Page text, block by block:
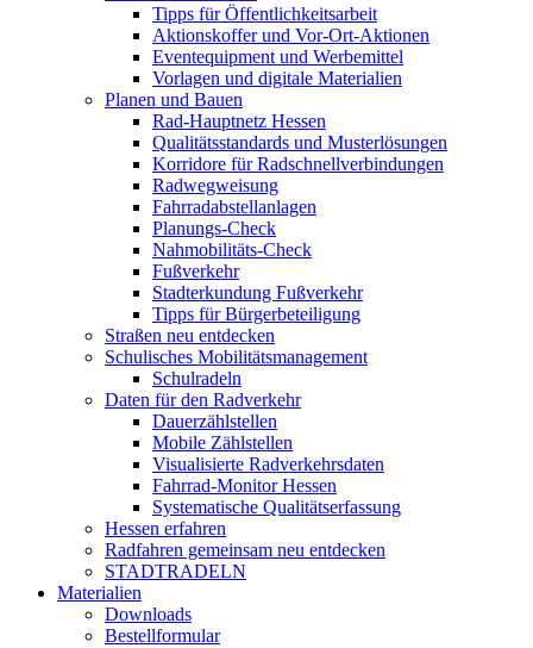
Tipps für Öffentlichkeitsarbeit
Aktionskoffer und Vor-Ort-Aktionen
Eventequipment und Werbemittel
Vorlagen und digitale Materialien
Planen und Bauen
Rad-Hauptnetz Hessen
Qualitätsstandards und Musterlösungen
Korridore für Radschnellverbindungen
Radwegweisung
Fahrradabstellanlagen
Planungs-Check
Nahmobilitäts-Check
Fußverkehr
Stadterkundung Fußverkehr
Tipps für Bürgerbeteiligung
Straßen neu entdecken
Schulisches Mobilitätsmanagement
Schulradeln
Daten für den Radverkehr
Dauerzählstellen
Mobile Zählstellen
Visualisierte Radverkehrsdaten
Fahrrad-Monitor Hessen
Systematische Qualitätserfassung
Hessen erfahren
Radfahren gemeinsam neu entdecken
STADTRADELN
Materialien
Downloads
Bestellformular